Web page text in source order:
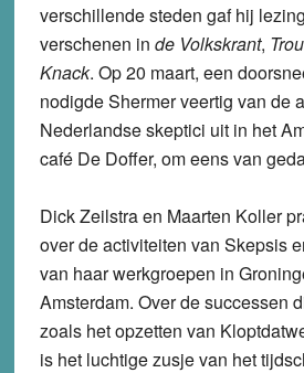
verschillende steden gaf hij
verschenen in de Volkskrant,
Knack. Op 20 maart, een
nodigde Shermer veertig van de
Nederlandse skeptici uit in het
café De Doffer, om eens van
Dick Zeilstra en Maarten Koller
over de activiteiten van Skepsis
van haar werkgroepen in
Amsterdam. Over de successen
zoals het opzetten van
is het luchtige zusje van het